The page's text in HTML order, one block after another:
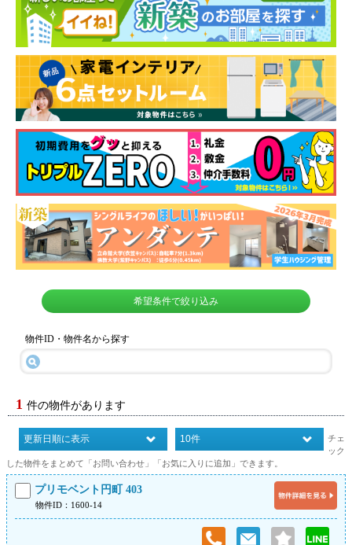
希望条件で絞り込み
物件ID・物件名から探す
1 件の物件があります
チェ
ック
した物件をまとめて「お問い合わせ」「お気に入りに追加」できます。
プリモベント円町 403
物件ID：1600-14